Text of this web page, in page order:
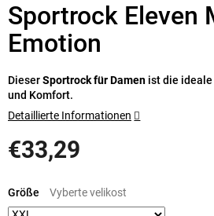
Sportrock Eleven
Emotion
€33,29
Größe
DieserSportrock für Damen ist die
und Komfort.
Detaillierte Informationen